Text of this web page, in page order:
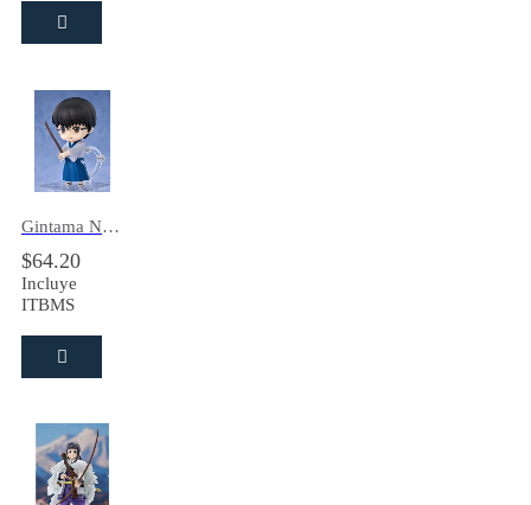
Gintama Nendoroid Shinpachi Shimura
$64.20
Incluye
ITBMS